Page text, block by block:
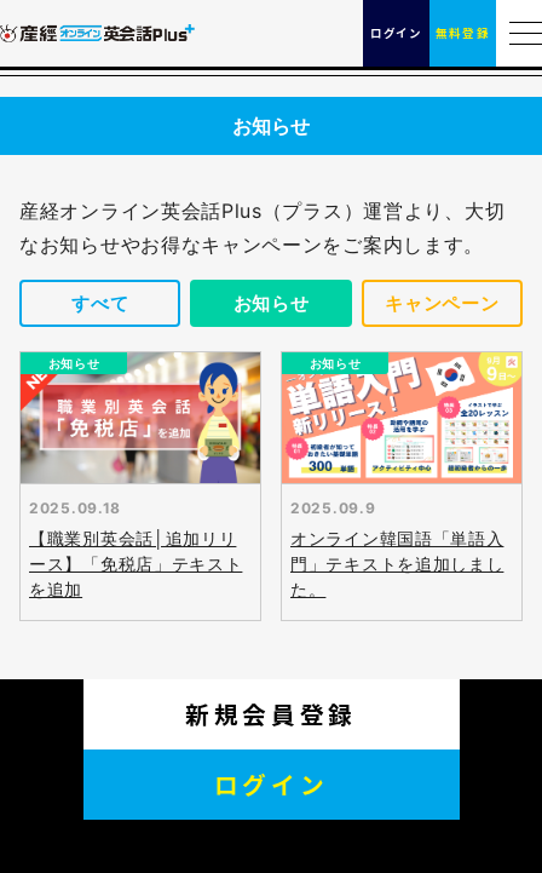
ログイン 無料登録
お知らせ
産経オンライン英会話Plus（プラス）運営より、大切
なお知らせやお得なキャンペーンをご案内します。
すべて お知らせ キャンペーン
お知らせ
2025.09.18
【職業別英会話│追加リリ
ース】「免税店」テキスト
を追加
お知らせ
2025.09.9
オンライン韓国語「単語入
門」テキストを追加しまし
た。
無料
会員登録
新規会員登録
ログイン